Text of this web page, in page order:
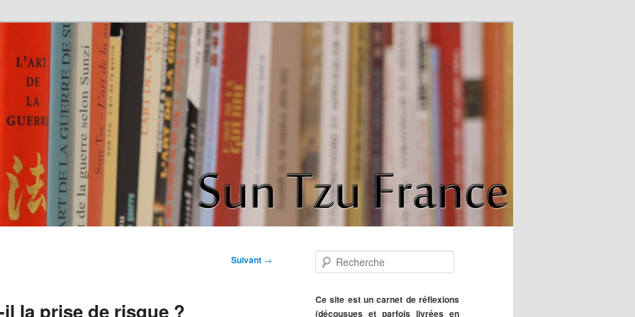
la guerre" de Sun Tzu
Suivant →
la prise de risque ?
e
h
e
Ce site est un carnet de réflexions
(décousues et parfois livrées en